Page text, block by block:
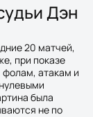
Дэн
20 матчей,
при показе
атакам и
была
не по